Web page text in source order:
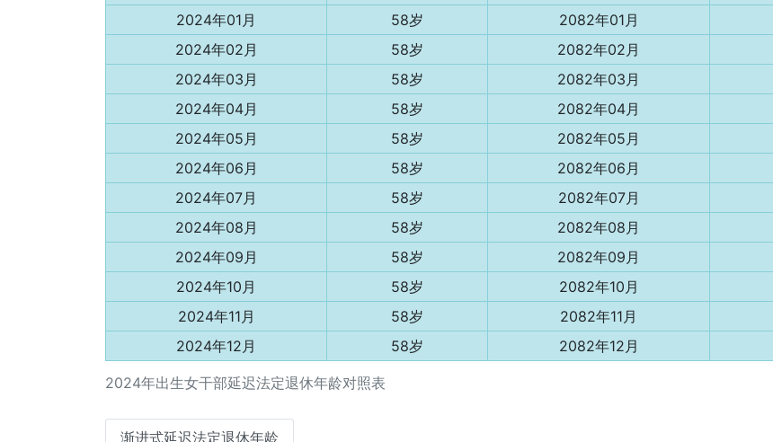
2024年出生女干部延迟法定退休年龄对照表
2024年01月
58岁 2082年01月
2024年02月
58岁 2082年02月
2024年03月
58岁 2082年03月
2024年04月
58岁 2082年04月
2024年05月
58岁 2082年05月
2024年06月
58岁 2082年06月
2024年07月
58岁 2082年07月
2024年08月
58岁 2082年08月
2024年09月
58岁 2082年09月
2024年10月
58岁 2082年10月
2024年11月
58岁 2082年11月
2024年12月
58岁 2082年12月
渐进式延迟法定退休年龄